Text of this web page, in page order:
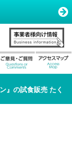
』の試食販売 たく